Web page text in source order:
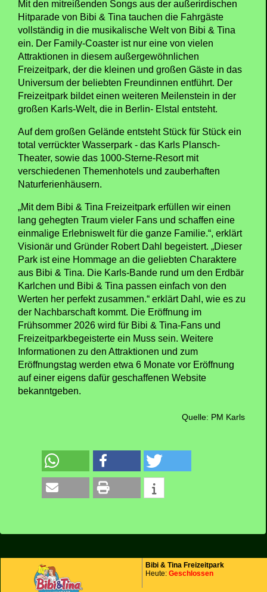
Mit den mitreißenden Songs aus der außerirdischen
Hitparade von Bibi & Tina tauchen die Fahrgäste
vollständig in die musikalische Welt von Bibi & Tina
ein. Der Family-Coaster ist nur eine von vielen
Attraktionen in diesem außergewöhnlichen
Freizeitpark, der die kleinen und großen Gäste in das
Universum der beliebten Freundinnen entführt. Der
Freizeitpark bildet einen weiteren Meilenstein in der
großen Karls-Welt, die in Berlin- Elstal entsteht.
Auf dem großen Gelände entsteht Stück für Stück ein
total verrückter Wasserpark - das Karls Plansch-
Theater, sowie das 1000-Sterne-Resort mit
verschiedenen Themenhotels und zauberhaften
Naturferienhäusern.
„Mit dem Bibi & Tina Freizeitpark erfüllen wir einen
lang gehegten Traum vieler Fans und schaffen eine
einmalige Erlebniswelt für die ganze Familie.“, erklärt
Visionär und Gründer Robert Dahl begeistert. „Dieser
Park ist eine Hommage an die geliebten Charaktere
aus Bibi & Tina. Die Karls-Bande rund um den Erdbär
Karlchen und Bibi & Tina passen einfach von den
Werten her perfekt zusammen.“ erklärt Dahl, wie es zu
der Nachbarschaft kommt. Die Eröffnung im
Frühsommer 2026 wird für Bibi & Tina-Fans und
Freizeitparkbegeisterte ein Muss sein. Weitere
Informationen zu den Attraktionen und zum
Eröffnungstag werden etwa 6 Monate vor Eröffnung
auf einer eigens dafür geschaffenen Website
bekanntgeben.
Quelle: PM Karls
Bibi & Tina Freizeitpark
Heute: Geschlossen